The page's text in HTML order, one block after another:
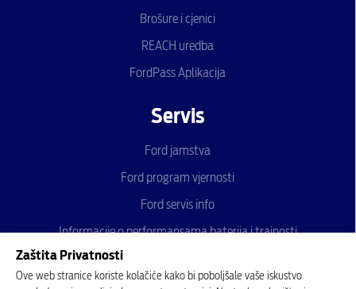
Brošure i cjenici
REACH uredba
FordPass Aplikacija
Servis
Ford jamstva
Ford program vjernosti
Ford servis info
Informacije o performansama baterija i trajnosti
Ford produljeno jamstvo - Ford Protect
Zaštita Privatnosti
Ove web stranice koriste kolačiće kako bi poboljšale vaše iskustvo